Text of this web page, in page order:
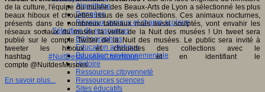
Algorithme
Données
Réseaux sociaux et champ scolaire
Sélection de ressources
Bibliographies
Education artistique
Education environnementale
Histoire
Ressources citoyenneté
Ressources sciences
Sites éducatifs
de la culture, l'équipe du musée des Beaux-Arts de Lyon a sélectionné les plus
beaux hiboux et chouettes issus de ses collections. Ces animaux nocturnes,
présents dans de nombreux tableaux mais aussi sculptés, vont envahir les
réseaux sociaux du musée la veille de la Nuit des musées ! Un tweet sera
publié sur le compte Twitter de la Nuit des musées. Le public sera invité à
tweeter les hiboux et chouettes des collections avec le
hashtag #NuitDesMuséesChezNouset en identifiant le
compte @NuitdesMusees.
En savoir plus...